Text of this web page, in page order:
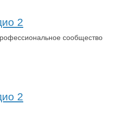
2
сообщество
2